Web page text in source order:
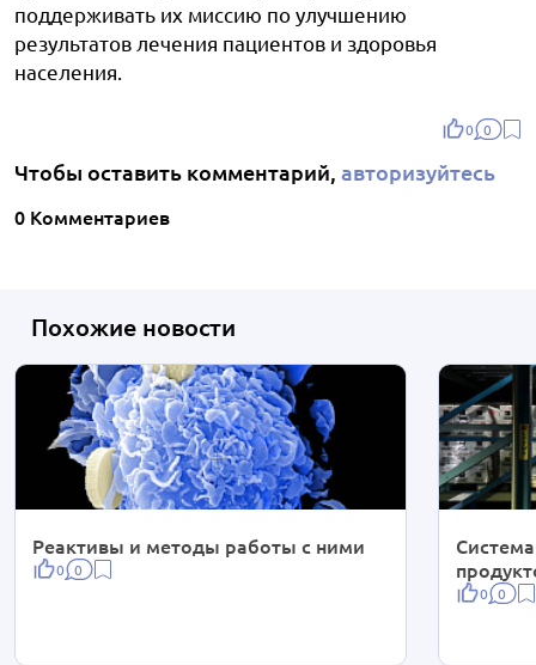
поддерживать их миссию по улучшению
результатов лечения пациентов и здоровья
населения.
0 0
Чтобы оставить комментарий, авторизуйтесь
0 Комментариев
Похожие новости
Реактивы и методы работы с ними
0 0
0 0